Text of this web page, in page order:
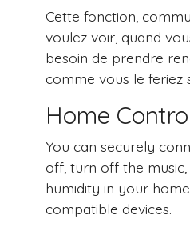
Cette fonction,
voulez voir, quand
besoin de prendre
comme vous le feriez
Home
You can securely
off, turn off the
humidity in your
compatible devices.